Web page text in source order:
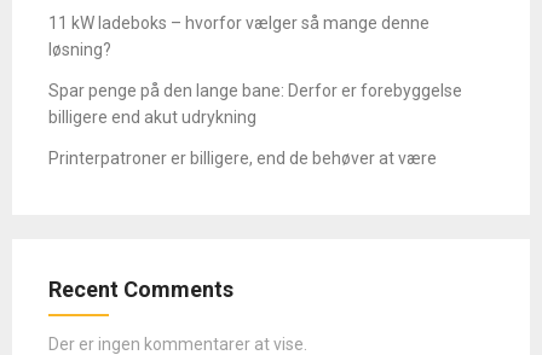
11 kW ladeboks – hvorfor vælger så mange denne
løsning?
Spar penge på den lange bane: Derfor er forebyggelse
billigere end akut udrykning
Printerpatroner er billigere, end de behøver at være
Recent Comments
Der er ingen kommentarer at vise.